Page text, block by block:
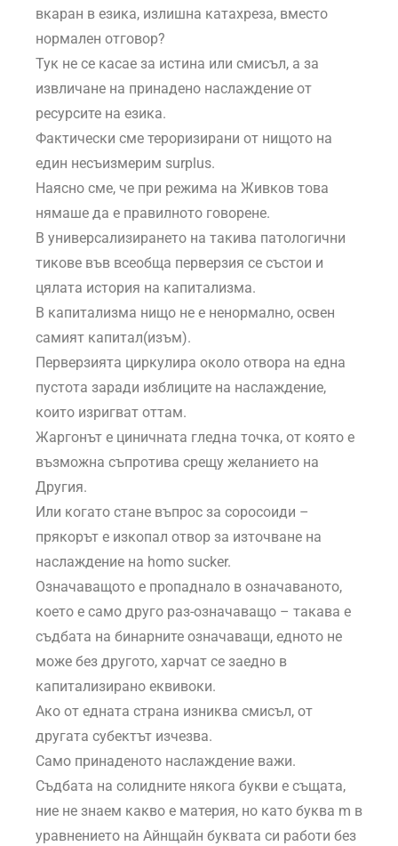
вкаран в езика, излишна катахреза, вместо
нормален отговор?
Тук не се касае за истина или смисъл, а за
извличане на принадено наслаждение от
ресурсите на езика.
Фактически сме тероризирани от нищото на
един несъизмерим surplus.
Наясно сме, че при режима на Живков това
нямаше да е правилното говорене.
В универсализирането на такива патологични
тикове във всеобща перверзия се състои и
цялата история на капитализма.
В капитализма нищо не е ненормално, освен
самият капитал(изъм).
Перверзията циркулира около отвора на една
пустота заради изблиците на наслаждение,
които изригват оттам.
Жаргонът е циничната гледна точка, от която е
възможна съпротива срещу желанието на
Другия.
Или когато стане въпрос за соросоиди –
прякорът е изкопал отвор за източване на
наслаждение на homo sucker.
Означаващото е пропаднало в означаваното,
което е само друго раз-означаващо – такава е
съдбата на бинарните означаващи, едното не
може без другото, харчат се заедно в
капитализирано еквивоки.
Ако от едната страна изниква смисъл, от
другата субектът изчезва.
Само принаденото наслаждение важи.
Съдбата на солидните някога букви е същата,
ние не знаем какво е материя, но като буква m в
уравнението на Айнщайн буквата си работи без